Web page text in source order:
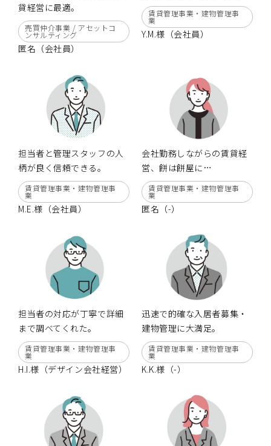
貸経営に最適。
売買仲介事業 / アセットコ
ンサルティング
匿名（会社員）
賃貸管理事業・建物管理事
業
Y.M.様（会社員）
担当者と管理スタッフの人
柄が良く信頼できる。
賃貸管理事業・建物管理事
業
M.E.様（会社員）
会社勤務しながらの賃貸経
営、餅は餅屋に…
賃貸管理事業・建物管理事
業
匿名（-）
担当者の対応が丁寧で詳細
まで調べてくれた。
賃貸管理事業・建物管理事
業
H.I.様（デザイン会社経営）
迅速で的確な入居者募集・
建物管理に大満足。
賃貸管理事業・建物管理事
業
K.K.様（-）